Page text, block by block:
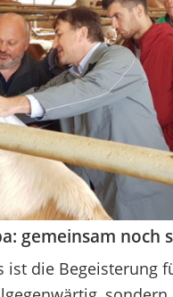
gemeinsam noch
ist die Begeisterung